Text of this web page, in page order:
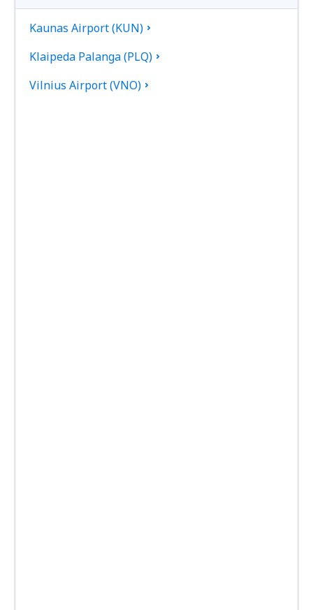
Kaunas Airport (KUN)
Klaipeda Palanga (PLQ)
Vilnius Airport (VNO)